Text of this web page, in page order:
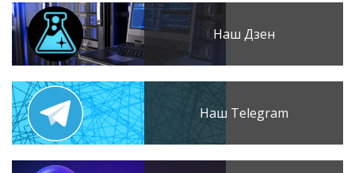
Наш Дзен
Наш Telegram